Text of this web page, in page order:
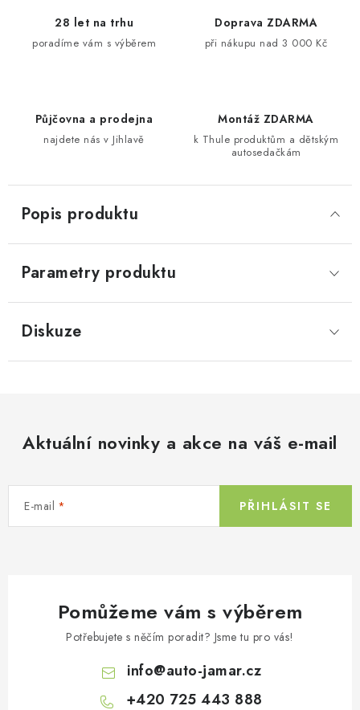
28 let na trhu
poradíme vám s výběrem
Doprava ZDARMA
při nákupu nad 3 000 Kč
Půjčovna a prodejna
najdete nás v Jihlavě
Montáž ZDARMA
k Thule produktům a dětským
autosedačkám
Popis produktu
Parametry produktu
Diskuze
Aktuální novinky a akce na váš e-mail
E-mail PŘIHLÁSIT SE
Pomůžeme vám s výběrem
Potřebujete s něčím poradit? Jsme tu pro vás!
info@auto-jamar.cz
+420 725 443 888